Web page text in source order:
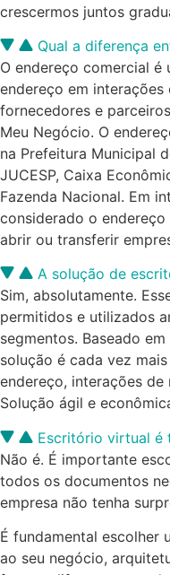
crescermos juntos
Qual a diferença
O endereço comercial
endereço em
fornecedores e
Meu Negócio. O
na Prefeitura Municipal
JUCESP, Caixa
Fazenda Nacional. Em
considerado o
abrir ou transferir
A solução de
Sim, absolutamente.
permitidos e utilizados
segmentos. Baseado
solução é cada vez
endereço, interações
Solução ágil e
Escritório virtual é
Não é. É importante
todos os documentos
empresa não tenha
É fundamental escolher
ao seu negócio,